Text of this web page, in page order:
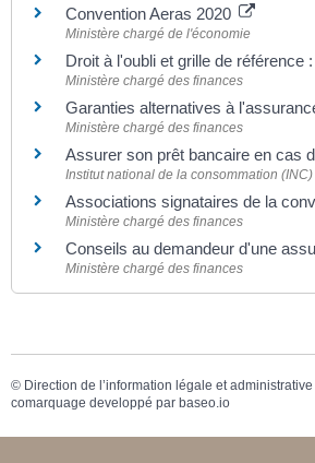
Convention Aeras 2020
Ministère chargé de l'économie
Droit à l'oubli et grille de référence
Ministère chargé des finances
Garanties alternatives à
Ministère chargé des finances
Assurer son prêt bancaire en cas
Institut national de la consommation (INC)
Associations signataires de la
Ministère chargé des finances
Conseils au demandeur d'une
Ministère chargé des finances
© Direction de l’information légale et administrative
comarquage developpé par baseo.io